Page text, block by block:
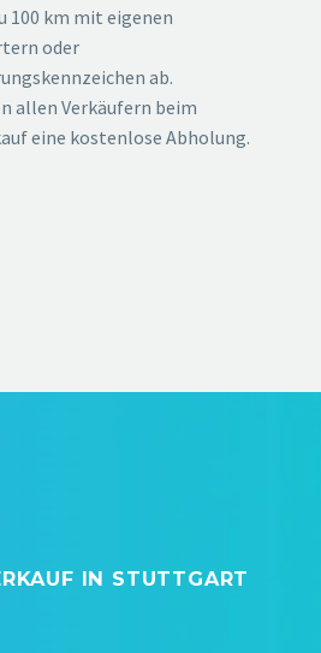
100 km mit eigenen
oder
ab.
allen Verkäufern beim
eine kostenlose Abholung.
IN STUTTGART